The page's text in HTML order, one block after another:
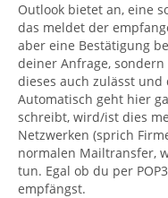
Outlook bietet an, eine
das meldet der
aber eine Bestätigung
deiner Anfrage,
dieses auch zulässt
Automatisch geht hier
schreibt, wird/ist dies
Netzwerken (sprich
normalen Mailtransfer,
tun. Egal ob du per
empfängst.